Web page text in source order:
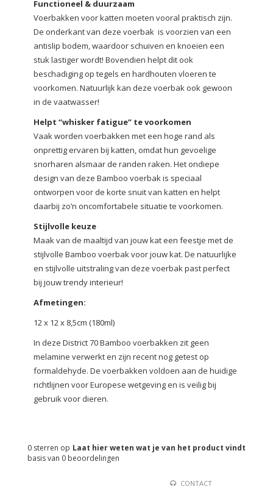
Functioneel & duurzaam
Voerbakken voor katten moeten vooral praktisch zijn.
De onderkant van deze voerbak is voorzien van een
antislip bodem, waardoor schuiven en knoeien een
stuk lastiger wordt! Bovendien helpt dit ook
beschadiging op tegels en hardhouten vloeren te
voorkomen. Natuurlijk kan deze voerbak ook gewoon
in de vaatwasser!
Helpt “whisker fatigue” te voorkomen
Vaak worden voerbakken met een hoge rand als
onprettig ervaren bij katten, omdat hun gevoelige
snorharen alsmaar de randen raken. Het ondiepe
design van deze Bamboo voerbak is speciaal
ontworpen voor de korte snuit van katten en helpt
daarbij zo’n oncomfortabele situatie te voorkomen.
Stijlvolle keuze
Maak van de maaltijd van jouw kat een feestje met de
stijlvolle Bamboo voerbak voor jouw kat. De natuurlijke
en stijlvolle uitstraling van deze voerbak past perfect
bij jouw trendy interieur!
Afmetingen:
12 x 12 x 8,5cm (180ml)
In deze District 70 Bamboo voerbakken zit geen
melamine verwerkt en zijn recent nog getest op
formaldehyde. De voerbakken voldoen aan de huidige
richtlijnen voor Europese wetgeving en is veilig bij
gebruik voor dieren.
Laat hier weten wat je van het product vindt
0 sterren op
basis van 0 beoordelingen
CONTACT